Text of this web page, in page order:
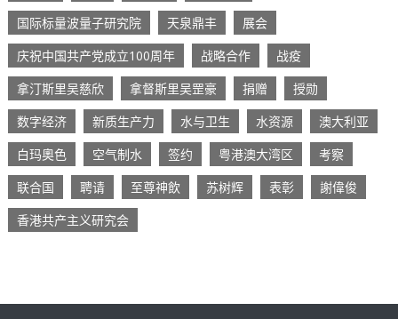
国际标量波量子研究院
天泉鼎丰
展会
庆祝中国共产党成立100周年
战略合作
战疫
拿汀斯里吴慈欣
拿督斯里吴罡豪 捐赠
授勋
数字经济
新质生产力 水与卫生 水资源
澳大利亚
白玛奧色
空气制水 签约 粤港澳大湾区
考察
联合国
聘请 至尊神飲 苏树辉 表彰
謝偉俊
香港共产主义研究会